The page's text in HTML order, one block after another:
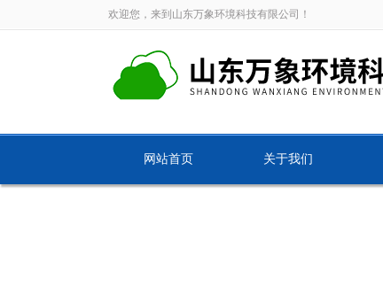
欢迎您，来到山东万象环境科技有限公司！
网站首页 关于我们